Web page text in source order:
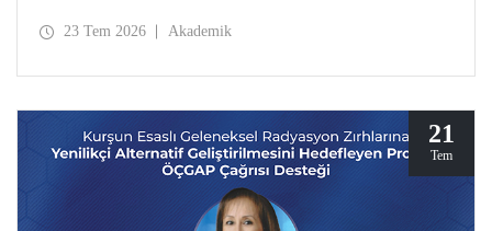
geliştirmek için bir mutabakat zaptı (MoU) imzalandı.
23 Tem 2026 Akademik
21
Tem